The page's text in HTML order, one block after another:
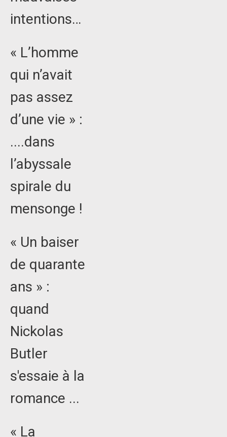
intentions…
« L’homme
qui n’avait
pas assez
d’une vie » :
....dans
l’abyssale
spirale du
mensonge !
« Un baiser
de quarante
ans » :
quand
Nickolas
Butler
s'essaie à la
romance ...
« La